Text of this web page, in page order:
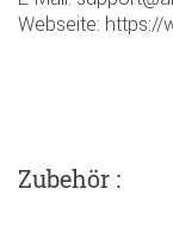
Webseite: https://
Zubehör :